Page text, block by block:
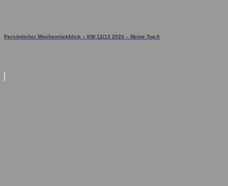
Persönlicher Wochenrückblick – KW 12/13 2020 – Meine Top-5